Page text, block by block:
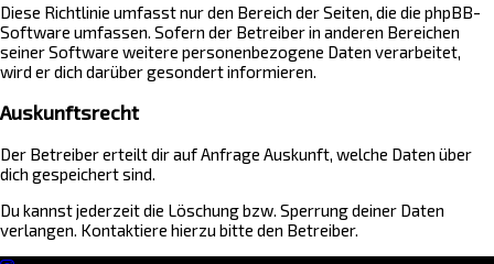
Diese Richtlinie umfasst nur den Bereich der Seiten, die die phpBB-
Software umfassen. Sofern der Betreiber in anderen Bereichen
seiner Software weitere personenbezogene Daten verarbeitet,
wird er dich darüber gesondert informieren.
Auskunftsrecht
Der Betreiber erteilt dir auf Anfrage Auskunft, welche Daten über
dich gespeichert sind.
Du kannst jederzeit die Löschung bzw. Sperrung deiner Daten
verlangen. Kontaktiere hierzu bitte den Betreiber.